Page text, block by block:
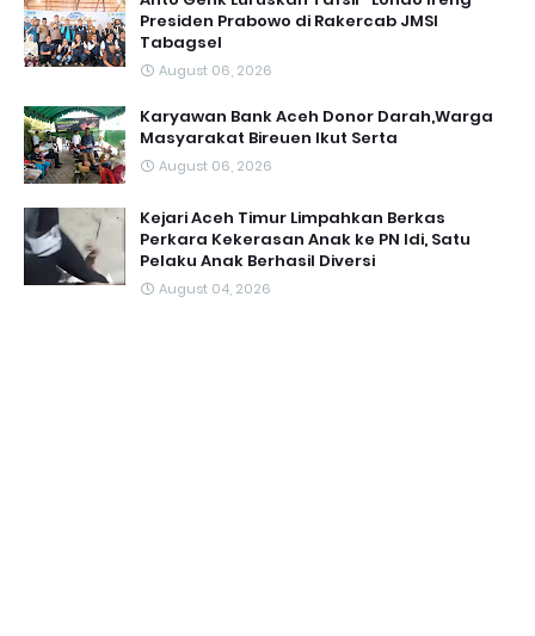
Presiden Prabowo di Rakercab JMSI
Tabagsel
August 06, 2026
Karyawan Bank Aceh Donor Darah,Warga
Masyarakat Bireuen Ikut Serta
August 06, 2026
Kejari Aceh Timur Limpahkan Berkas
Perkara Kekerasan Anak ke PN Idi, Satu
Pelaku Anak Berhasil Diversi
August 04, 2026